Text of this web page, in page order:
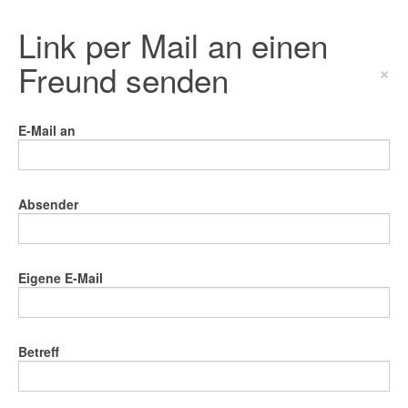
Link per Mail an einen
Freund senden ×
E-Mail an
Absender
Eigene E-Mail
Betreff